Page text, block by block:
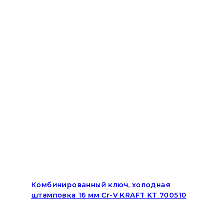
Комбинированный ключ, холодная
штамповка 16 мм Cr-V KRAFT KT 700510